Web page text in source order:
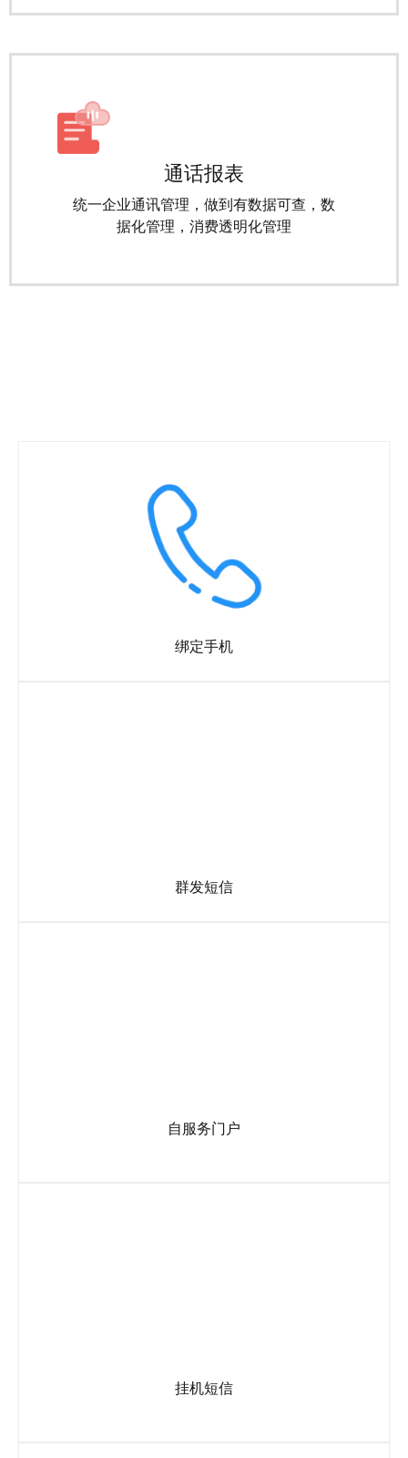
通话报表
统一企业通讯管理，做到有数据可查，数
据化管理，消费透明化管理
绑定手机
群发短信
自服务门户
挂机短信